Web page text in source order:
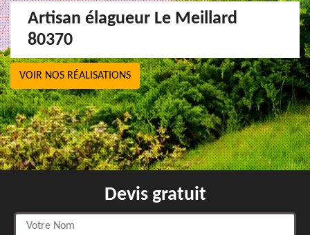
Artisan élagueur Le Meillard
80370
VOIR NOS RÉALISATIONS
Devis gratuit